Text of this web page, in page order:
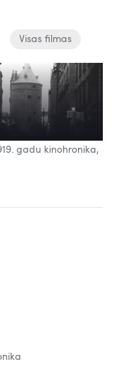
Visas filmas
gadu kinohronika,